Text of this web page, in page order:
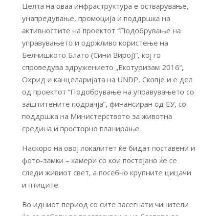
Целта на оваа инфраструктура е остварување,
унапредување, промоција и поддршка на
активностите на проектот “Подобрување на
управувањето и одржливо користење на
Белчишкото Блато (Сини Вирој)”, кој го
спроведува здружението „Екотуризам 2016“,
Охрид и канцеларијата на UNDP, Скопје и е дел
од проектот “Подобрување на управувањето со
заштитените подрачја”, финансиран од ЕУ, со
поддршка на Министерството за животна
средина и просторно планирање.
Наскоро на овој локалитет ќе бидат поставени и
фото-замки – камери со кои постојано ќе се
следи живиот свет, а посебно крупните цицачи
и птиците.
Во идниот период со сите засегнати чинители